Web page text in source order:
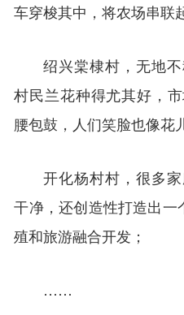
车穿梭其中，将农场串联
绍兴棠棣村，无地
村民兰花种得尤其好，
腰包鼓，人们笑脸也像花
开化杨村村，很多
干净，还创造性打造出一
殖和旅游融合开发；
……